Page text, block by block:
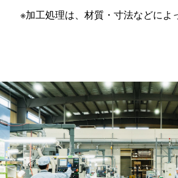
※加工処理は、材質・寸法などによ